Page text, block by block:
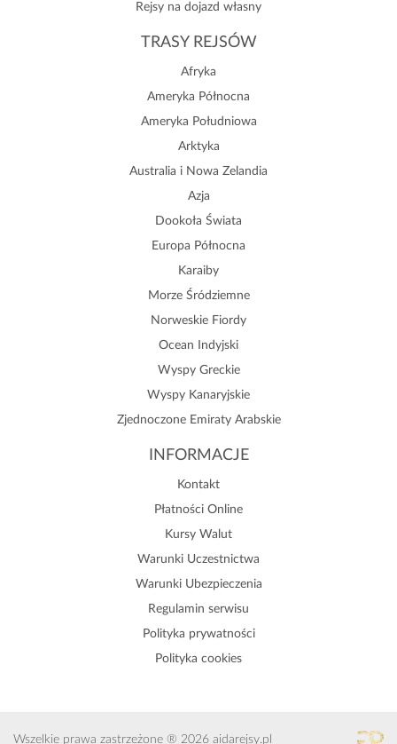
Rejsy na dojazd własny
TRASY REJSÓW
Afryka
Ameryka Północna
Ameryka Południowa
Arktyka
Australia i Nowa Zelandia
Azja
Dookoła Świata
Europa Północna
Karaiby
Morze Śródziemne
Norweskie Fiordy
Ocean Indyjski
Wyspy Greckie
Wyspy Kanaryjskie
Zjednoczone Emiraty Arabskie
INFORMACJE
Kontakt
Płatności Online
Kursy Walut
Warunki Uczestnictwa
Warunki Ubezpieczenia
Regulamin serwisu
Polityka prywatności
Polityka cookies
Wszelkie prawa zastrzeżone ® 2026 aidarejsy.pl